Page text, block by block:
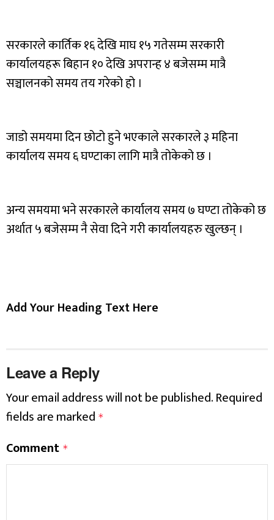
सरकारले कार्तिक १६ देखि माघ १५ गतेसम्म सरकारी
कार्यालयहरू बिहान १० देखि अपरान्ह ४ बजेसम्म मात्रै
सञ्चालनको समय तय गरेको हो ।
जाडो समयमा दिन छोटो हुने भएकाले सरकारले ३ महिना
कार्यालय समय ६ घण्टाका लागि मात्रै तोकेको छ ।
अन्य समयमा भने सरकारले कार्यालय समय ७ घण्टा तोकेको छ
अर्थात ५ बजेसम्म नै सेवा दिने गरी कार्यालयहरु खुल्छन् ।
Add Your Heading Text Here
Leave a Reply
Your email address will not be published.Required
fields are marked *
Comment *